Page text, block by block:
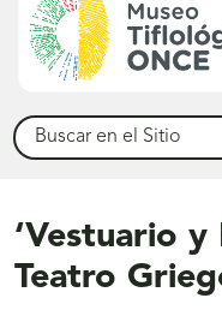
Buscar
‘Vestuario y
Teatro